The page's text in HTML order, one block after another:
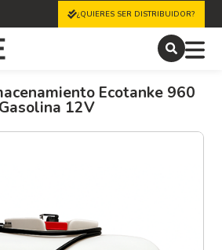
¿QUIERES SER DISTRIBUIDOR?
Ecotanke 960
Gasolina 12V